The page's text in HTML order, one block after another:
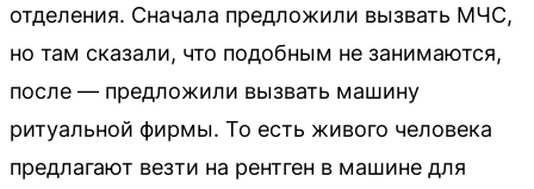
отделения. Сначала предложили вызвать МЧС,
но там сказали, что подобным не занимаются,
после — предложили вызвать машину
ритуальной фирмы. То есть живого человека
предлагают везти на рентген в машине для